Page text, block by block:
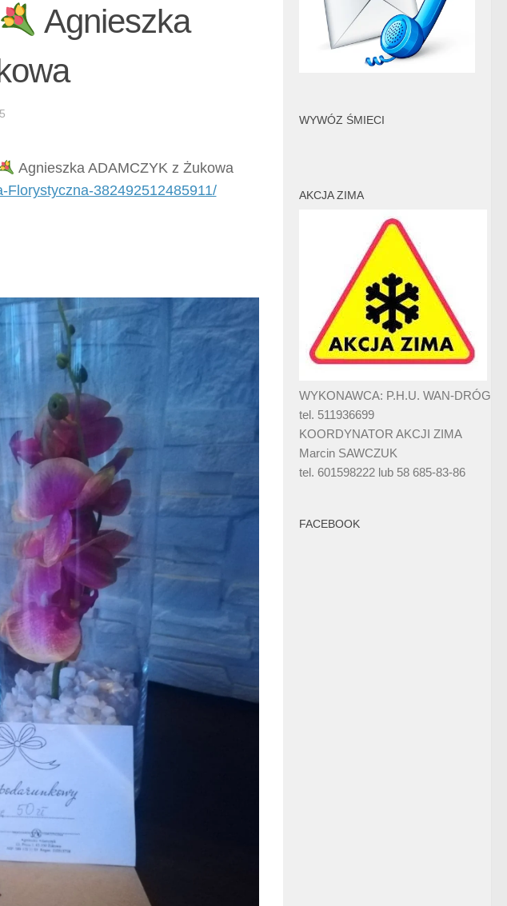
Agnieszka
Agnieszka ADAMCZYK z Żukowa
Florystyczna-382492512485911/
WYWÓZ ŚMIECI
AKCJA ZIMA
WYKONAWCA: P.H.U. WAN-DRÓG
tel. 511936699
KOORDYNATOR AKCJI ZIMA
Marcin SAWCZUK
tel. 601598222 lub 58 685-83-86
FACEBOOK